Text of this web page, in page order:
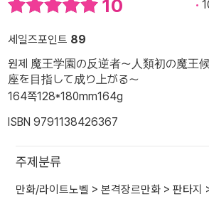
10
세일즈포인트 89
원제 魔王学園の反逆者～人類初の魔王
座を目指して成り上がる～
164쪽128*180mm164g
ISBN 9791138426367
주제분류
만화/라이트노벨 > 본격장르만화 > 판타지